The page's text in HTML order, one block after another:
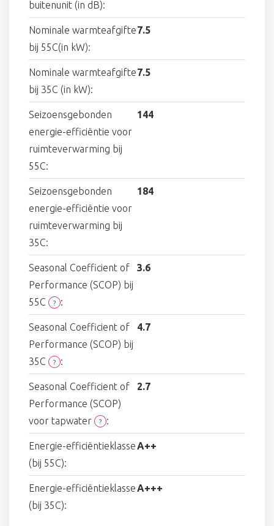
buitenunit (in dB):
Nominale warmteafgifte
bij 55C(in kW):
7.5
Nominale warmteafgifte
bij 35C (in kW):
7.5
Seizoensgebonden
energie-efficiëntie voor
ruimteverwarming bij
55C:
144
Seizoensgebonden
energie-efficiëntie voor
ruimteverwarming bij
35C:
184
Seasonal Coefficient of
Performance (SCOP) bij
55C
? :
3.6
Seasonal Coefficient of
Performance (SCOP) bij
35C
? :
4.7
Seasonal Coefficient of
Performance (SCOP)
voor tapwater
? :
2.7
Energie-efficiëntieklasse
(bij 55C):
A++
Energie-efficiëntieklasse
(bij 35C):
A+++